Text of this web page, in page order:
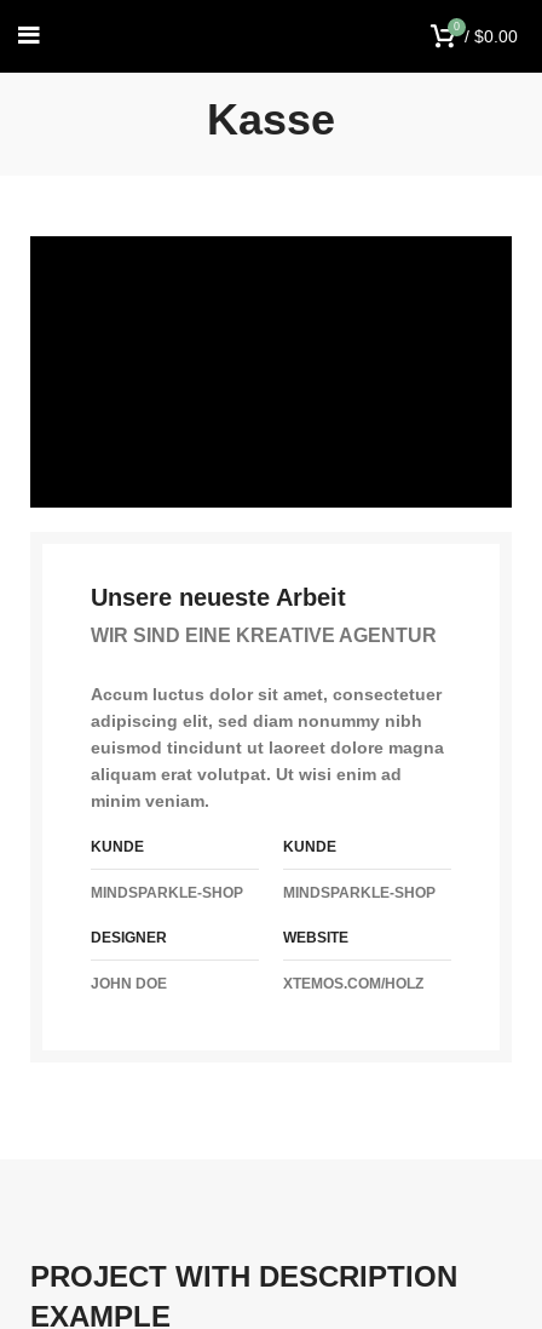
0 / $0.00
Kasse
Unsere neueste Arbeit
WIR SIND EINE KREATIVE AGENTUR
Accum luctus dolor sit amet, consectetuer
adipiscing elit, sed diam nonummy nibh
euismod tincidunt ut laoreet dolore magna
aliquam erat volutpat. Ut wisi enim ad
minim veniam.
KUNDE
MINDSPARKLE-SHOP
KUNDE
MINDSPARKLE-SHOP
DESIGNER
JOHN DOE
WEBSITE
XTEMOS.COM/HOLZ
PROJECT WITH DESCRIPTION
EXAMPLE